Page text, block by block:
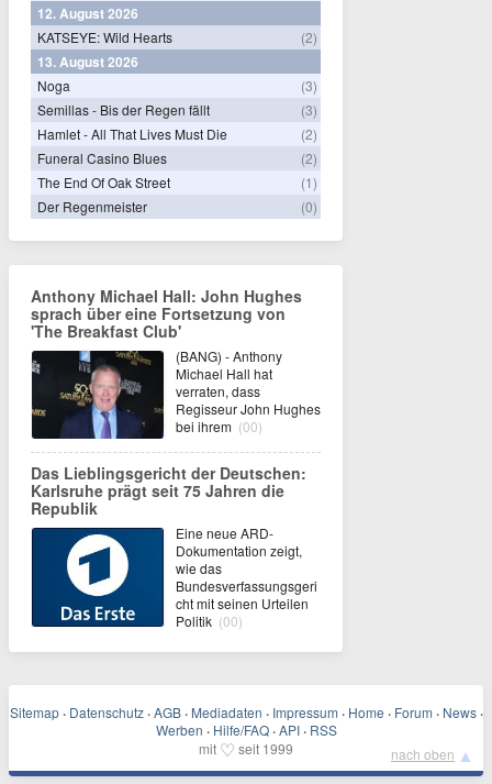
12. August 2026
KATSEYE: Wild Hearts (2)
13. August 2026
Noga
(3)
Semillas - Bis der Regen fällt
(3)
Hamlet - All That Lives Must Die
(2)
Funeral Casino Blues
(2)
The End Of Oak Street
(1)
Der Regenmeister
(0)
Anthony Michael Hall: John Hughes
sprach über eine Fortsetzung von
'The Breakfast Club'
(BANG) - Anthony
Michael Hall hat
verraten, dass
Regisseur John Hughes
bei ihrem (00)
Das Lieblingsgericht der Deutschen:
Karlsruhe prägt seit 75 Jahren die
Republik
Eine neue ARD-
Dokumentation zeigt,
wie das
Bundesverfassungsgeri
cht mit seinen Urteilen
Politik (00)
Sitemap · Datenschutz · AGB · Mediadaten · Impressum · Home · Forum · News ·
Werben · Hilfe/FAQ · API · RSS
mit ♡ seit 1999 nach oben ▲